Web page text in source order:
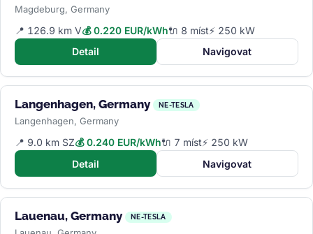
Magdeburg, Germany
📍 126.9 km V💰 0.220 EUR/kWh🔌 8 míst⚡ 250 kW
Detail
Navigovat
Langenhagen, Germany NE-TESLA
Langenhagen, Germany
📍 9.0 km SZ💰 0.240 EUR/kWh🔌 7 míst⚡ 250 kW
Detail
Navigovat
Lauenau, Germany NE-TESLA